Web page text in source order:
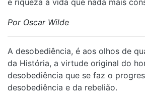
e riqueza à vida que nada mais
Por Oscar Wilde
A desobediência, é aos olhos de
da História, a virtude original do
desobediência que se faz o
desobediência e da rebelião.